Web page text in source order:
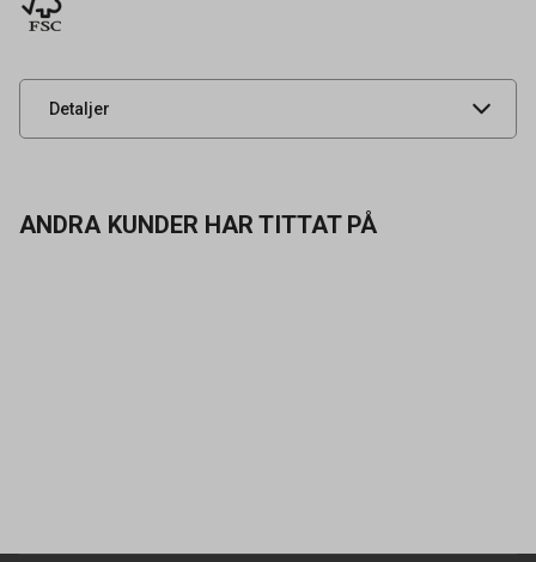
Detaljer
Leverantörens
UNSPSC 44112006
ANDRA KUNDER HAR TITTAT PÅ